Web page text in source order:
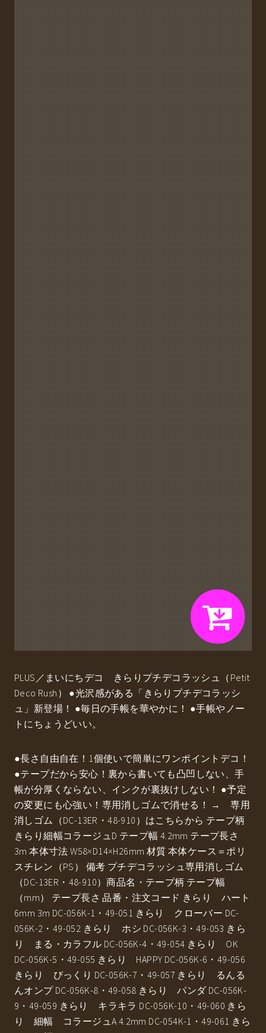
PLUS／まいにちデコ きらりプチデコラッシュ（Petit
Deco Rush） ●光沢感がある「きらりプチデコラッシ
ュ」新登場！ ●毎日の手帳を華やかに！ ●手帳やノー
トにちょうどいい。
●長さ自由自在！1個使いで簡単にワンポイントデコ！
●テープだから安心！裏から書いても凸凹しない、手
帳が分厚くならない、インクが裏抜けしない！ ●予定
の変更にも心強い！専用消しゴムで消せる！ → 専用
消しゴム（DC-13ER・48-910）はこちらから テープ柄
きらり細幅コラージュD テープ幅 4.2mm テープ長さ
3m 本体寸法 W58×D14×H26mm 材質 本体ケース＝ポリ
スチレン（PS） 備考 プチデコラッシュ専用消しゴム
（DC-13ER・48-910）商品名・テープ柄 テープ幅
（mm） テープ長さ 品番・注文コード きらり ハート
6mm 3m DC-056K-1・49-051 きらり クローバー DC-
056K-2・49-052 きらり ホシ DC-056K-3・49-053 きら
り まる・カラフル DC-056K-4・49-054 きらり OK
DC-056K-5・49-055 きらり HAPPY DC-056K-6・49-056
きらり びっくり DC-056K-7・49-057 きらり るんる
んオンプ DC-056K-8・49-058 きらり パンダ DC-056K-
9・49-059 きらり キラキラ DC-056K-10・49-060 きら
り 細幅 コラージュA 4.2mm DC-054K-1・49-061 きら